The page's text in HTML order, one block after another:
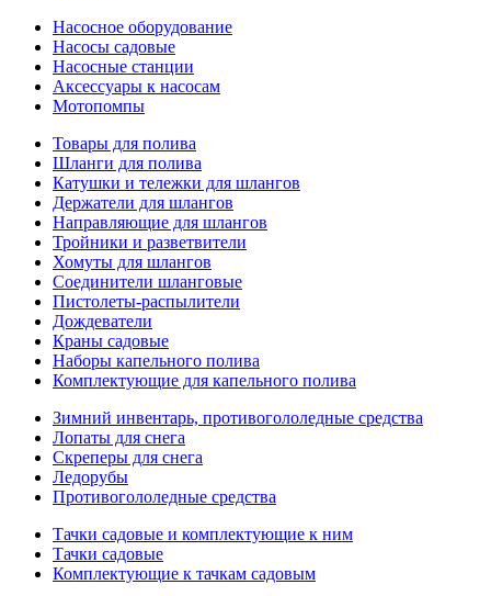
Насосное оборудование
Насосы садовые
Насосные станции
Аксессуары к насосам
Мотопомпы
Товары для полива
Шланги для полива
Катушки и тележки для шлангов
Держатели для шлангов
Направляющие для шлангов
Тройники и разветвители
Хомуты для шлангов
Соединители шланговые
Пистолеты-распылители
Дождеватели
Краны садовые
Наборы капельного полива
Комплектующие для капельного полива
Зимний инвентарь, противогололедные средства
Лопаты для снега
Скреперы для снега
Ледорубы
Противогололедные средства
Тачки садовые и комплектующие к ним
Тачки садовые
Комплектующие к тачкам садовым